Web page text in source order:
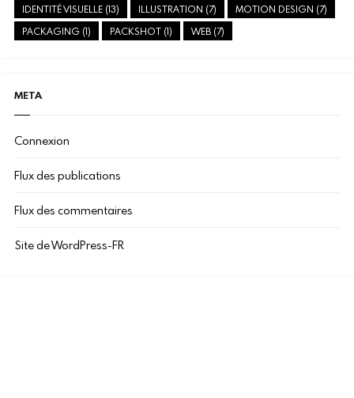
IDENTITÉ VISUELLE (13) ILLUSTRATION (7) MOTION DESIGN (7)
PACKAGING (1) PACKSHOT (1) WEB (7)
META
Connexion
Flux des publications
Flux des commentaires
Site de WordPress-FR